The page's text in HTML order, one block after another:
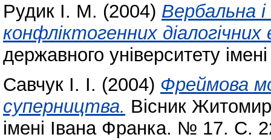
Рудик І. М. (2004) Вербальна
конфліктогенних
державного університету
Савчук І. І. (2004) Фреймова
суперництва. Вісник
імені Івана Франка. № 17. С.